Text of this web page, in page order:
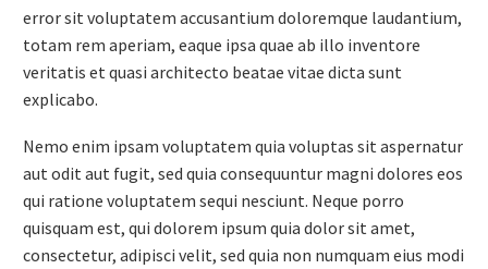
error sit voluptatem accusantium doloremque laudantium,
totam rem aperiam, eaque ipsa quae ab illo inventore
veritatis et quasi architecto beatae vitae dicta sunt
explicabo.
Nemo enim ipsam voluptatem quia voluptas sit aspernatur
aut odit aut fugit, sed quia consequuntur magni dolores eos
qui ratione voluptatem sequi nesciunt. Neque porro
quisquam est, qui dolorem ipsum quia dolor sit amet,
consectetur, adipisci velit, sed quia non numquam eius modi